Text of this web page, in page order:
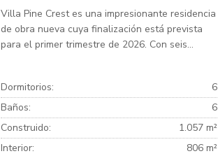
Villa Pine Crest es una impresionante residencia
de obra nueva cuya finalización está prevista
para el primer trimestre de 2026. Con seis...
Dormitorios:
6
Baños:
6
Construido:
1.057 m²
Interior:
806 m²